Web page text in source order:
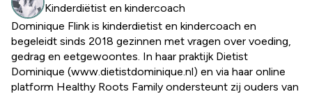
Kinderdiëtist en kindercoach
Dominique Flink is kinderdietist en kindercoach en
begeleidt sinds 2018 gezinnen met vragen over voeding,
gedrag en eetgewoontes. In haar praktijk Dietist
Dominique (www.dietistdominique.nl) en via haar online
platform Healthy Roots Family ondersteunt zij ouders van